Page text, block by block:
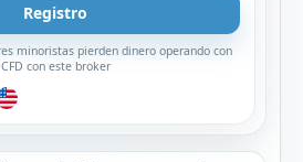
Registro
minoristas pierden dinero operando con
CFD con este broker